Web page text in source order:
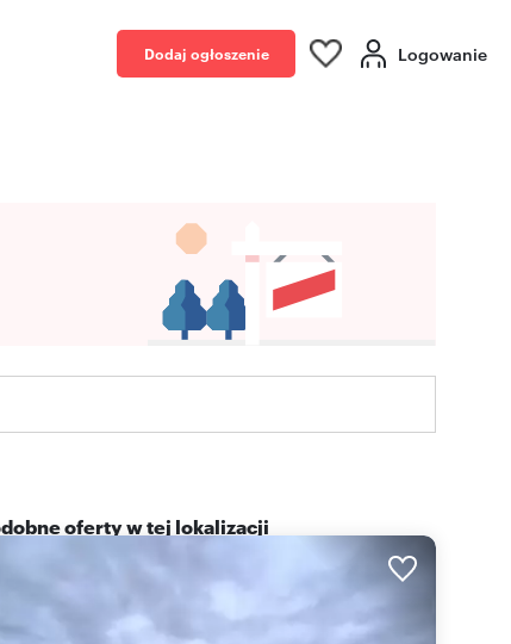
Dodaj ogłoszenie Logowanie
oferty w tej lokalizacji